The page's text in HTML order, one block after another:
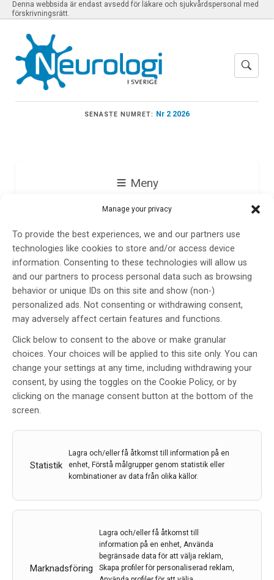
Manage your privacy
To provide the best experiences, we and our partners use
technologies like cookies to store and/or access device
information. Consenting to these technologies will allow us
and our partners to process personal data such as browsing
behavior or unique IDs on this site and show (non-)
personalized ads. Not consenting or withdrawing consent,
may adversely affect certain features and functions.
Click below to consent to the above or make granular
choices. Your choices will be applied to this site only. You can
change your settings at any time, including withdrawing your
consent, by using the toggles on the Cookie Policy, or by
clicking on the manage consent button at the bottom of the
screen.
Statistik
Lagra och/eller få åtkomst till information på en
enhet, Förstå målgrupper genom statistik eller
kombinationer av data från olika källor.
Marknadsföring
Lagra och/eller få åtkomst till
information på en enhet, Använda
begränsade data för att välja reklam,
Skapa profiler för personaliserad reklam,
Denna webbsida är endast avsedd för läkare och sjukvårdspersonal med
förskrivningsrätt.
SENASTE NUMRET: Nr 2 2026
Meny
Johan Wikström
Glidande indikationer för DT-
angiografi av hals och hjärna
Av David Fällmar, Johan Wikström, Adel Shalabi
22 feb 2018
Diagnostiska undersökningars berättigande är av flera
skäl en högaktuell fråga – särskilt de som både är dyra
indikationer. Detta menar David Fällmar, Johan
Wikström och Adel Shalabi, samtliga verksamma vid
Bild- och funktionsmedicinskt centrum, Akademiska